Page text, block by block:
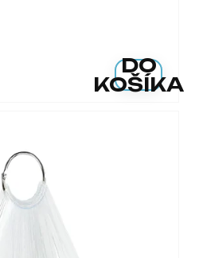
DO
KOŠÍKA